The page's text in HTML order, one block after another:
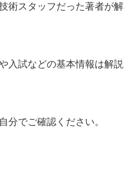
術スタッフだった著者が解
入試などの基本情報は解説
分でご確認ください。